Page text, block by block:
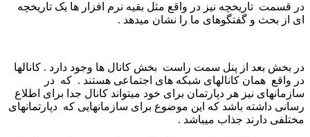
در قسمت تاریخچه نیز در واقع مثل بقیه نرم افزار ها یک تاریخچه
ای از بحث و گفتگوهای ما را نشان میدهد .
در بخش بعد از پنل سمت راست بخش کانال ها وجود دارد . کانالها
در واقع همان کانالهای شبکه های اجتماعی هستند . که در
سازمانهای نیز هر دپارتمان برای خود میتواند کانال جدا برای اطلاع
رسانی داشته باشد که این موضوع برای سازمانهایی که دپارتمانهای
مختلفی دارند جذاب میباشد .